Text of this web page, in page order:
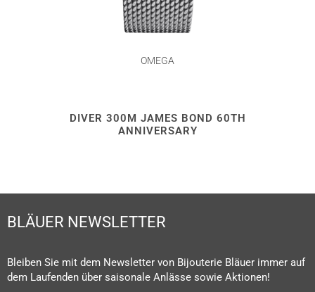
OMEGA
DIVER 300M JAMES BOND 60TH
ANNIVERSARY
BLÄUER NEWSLETTER
Bleiben Sie mit dem Newsletter von Bijouterie Bläuer immer auf
dem Laufenden über saisonale Anlässe sowie Aktionen!